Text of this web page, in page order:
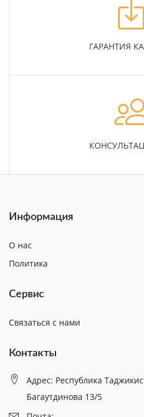
ГАРАНТИЯ
Информация
О нас
Политика
Сервис
Связаться с нами
Контакты
Адрес: Республика
Багаутдинова 13/5